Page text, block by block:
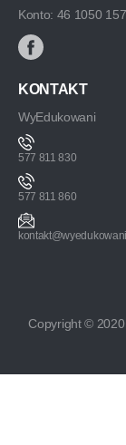
KONTAKT
WyEdukowani
577 811 830
577 811 860
Konto: 46 1050
Copyright ©